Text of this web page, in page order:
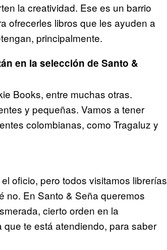
la creatividad. Ese es un barrio
ofrecerles libros que les ayuden a
principalmente.
en la selección de Santo &
Books, entre muchas otras.
y pequeñas. Vamos a tener
colombianas, como Tragaluz y
oficio, pero todos visitamos librerías
no. En Santo & Seña queremos
cierto orden en la
te está atendiendo, para saber